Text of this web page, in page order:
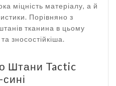
міцність матеріалу, а й
Порівняно з
тканина в цьому
зносостійкіша.
Штани Tactic